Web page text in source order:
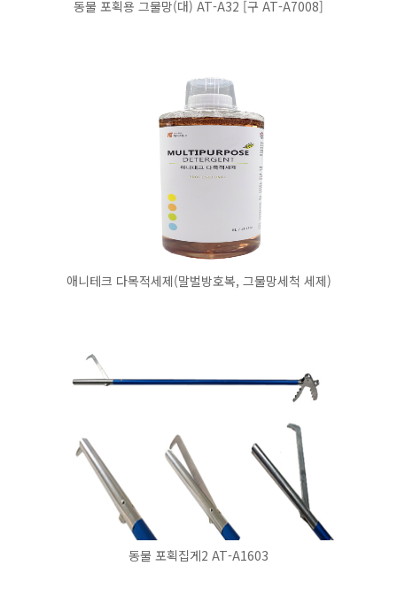
동물 포획용 그물망(대) AT-A32 [구 AT-A7008]
애니테크 다목적세제(말벌방호복, 그물망세척 세제)
동물 포획집게2 AT-A1603